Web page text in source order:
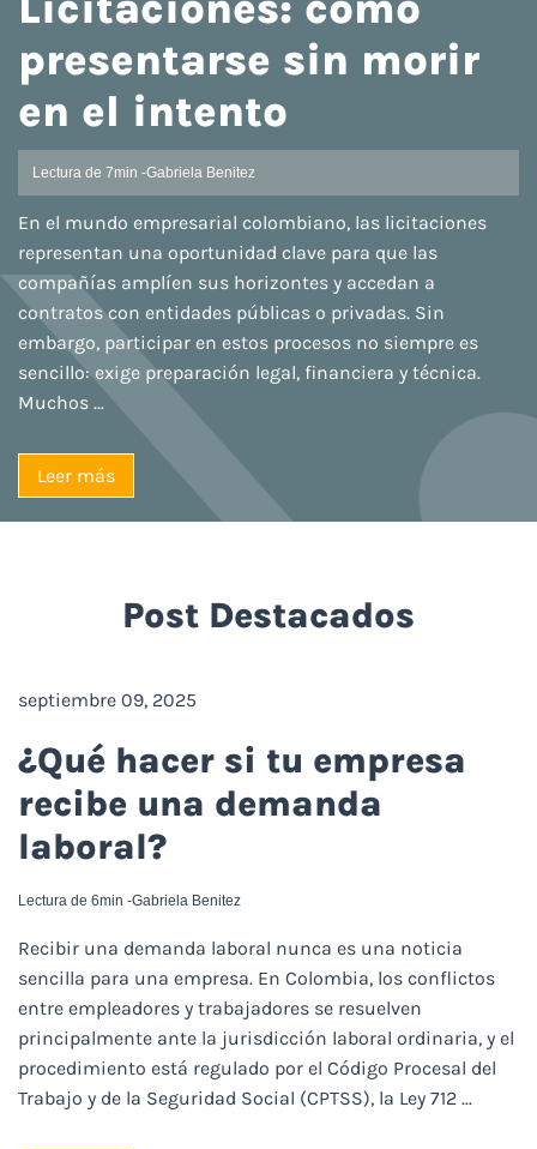
presentarse sin morir
en el intento
Gabriela Benitez
Lectura de 7min -
En el mundo empresarial colombiano, las licitaciones
representan una oportunidad clave para que las
compañías amplíen sus horizontes y accedan a
contratos con entidades públicas o privadas. Sin
embargo, participar en estos procesos no siempre es
sencillo: exige preparación legal, financiera y técnica.
Muchos ...
Leer más
Post Destacados
septiembre 09, 2025
¿Qué hacer si tu empresa
recibe una demanda
laboral?
Gabriela Benitez
Lectura de 6min -
Recibir una demanda laboral nunca es una noticia
sencilla para una empresa. En Colombia, los conflictos
entre empleadores y trabajadores se resuelven
principalmente ante la jurisdicción laboral ordinaria, y el
procedimiento está regulado por el Código Procesal del
Trabajo y de la Seguridad Social (CPTSS), la Ley 712 ...